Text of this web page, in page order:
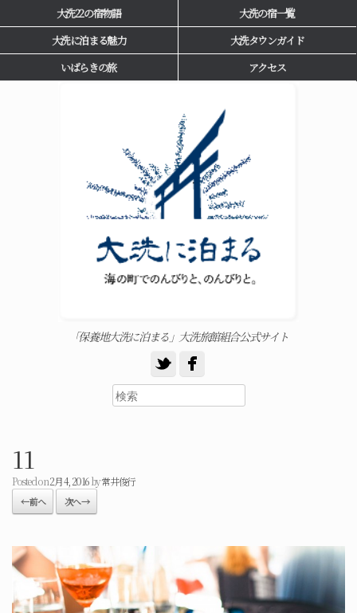
大洗22の宿物語
大洗の宿一覧
大洗に泊まる魅力
大洗タウンガイド
いばらきの旅
アクセス
「保養地大洗に泊まる」大洗旅館組合公式サイト
11
Posted on2月 4, 2016by常井俊行
← 前へ 次へ →